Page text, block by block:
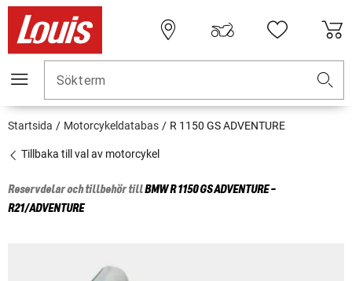
Sökterm
Startsida Motorcykeldatabas R 1150 GS ADVENTURE
Tillbaka till val av motorcykel
Reservdelar och tillbehör tillBMWR 1150 GS ADVENTURE -
R21/ADVENTURE